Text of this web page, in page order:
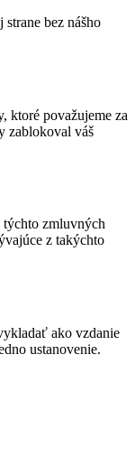
bez nášho
ktoré považujeme za
zablokoval váš
týchto zmluvných
z takýchto
ako vzdanie
ustanovenie.